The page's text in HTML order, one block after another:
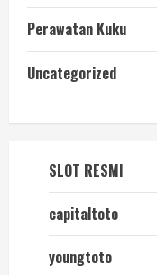
Perawatan Kuku
Uncategorized
SLOT RESMI
capitaltoto
youngtoto